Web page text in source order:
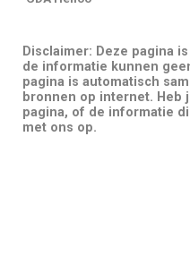
Disclaimer: Deze pagina
de informatie kunnen
pagina is automatisch
bronnen op internet. Heb
pagina, of de informatie
met ons op.